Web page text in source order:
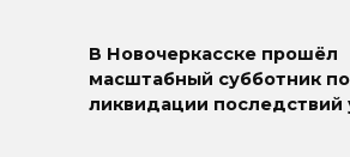
В Новочеркасске прошёл
масштабный субботник по
ликвидации последствий